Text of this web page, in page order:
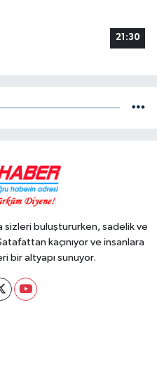
21:30
sizleri buluştururken, sadelik ve
kaçınıyor ve insanlara
bir altyapı sunuyor.